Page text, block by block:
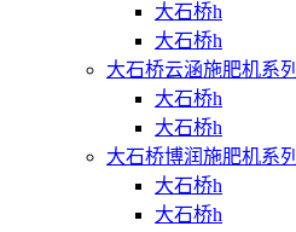
大石桥h
大石桥h
大石桥云涵施肥机系列
大石桥h
大石桥h
大石桥博润施肥机系列
大石桥h
大石桥h